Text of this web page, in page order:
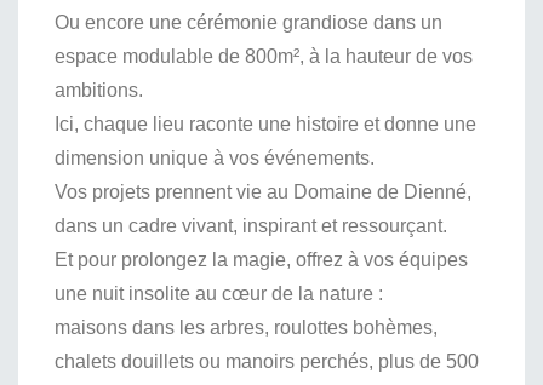
Ou encore une cérémonie grandiose dans un
espace modulable de 800m², à la hauteur de vos
ambitions.
Ici, chaque lieu raconte une histoire et donne une
dimension unique à vos événements.
Vos projets prennent vie au Domaine de Dienné,
dans un cadre vivant, inspirant et ressourçant.
Et pour prolongez la magie, offrez à vos équipes
une nuit insolite au cœur de la nature :
maisons dans les arbres, roulottes bohèmes,
chalets douillets ou manoirs perchés, plus de 500